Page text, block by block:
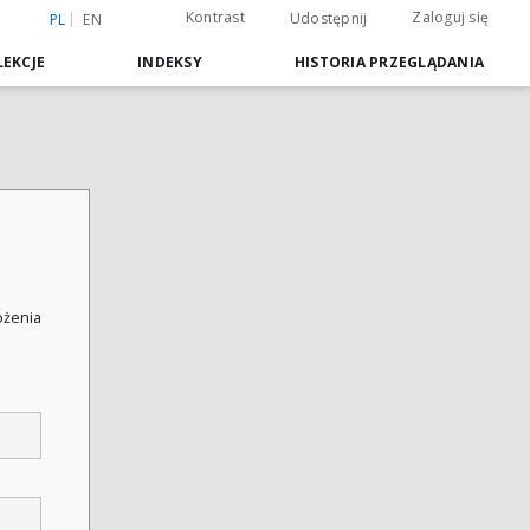
PL EN Kontrast Udostępnij Zaloguj się
INDEKSY HISTORIA PRZEGLĄDANIA